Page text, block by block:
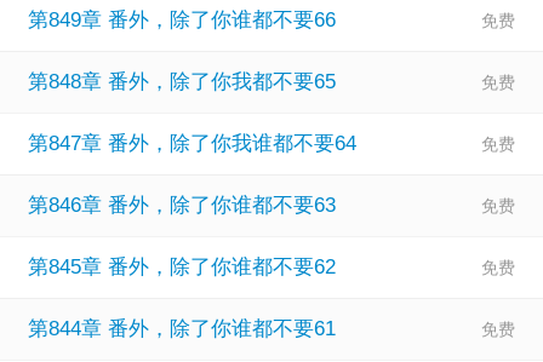
第849章 番外，除了你谁都不要66
第848章 番外，除了你我都不要65
第847章 番外，除了你我谁都不要64
第846章 番外，除了你谁都不要63
第845章 番外，除了你谁都不要62
第844章 番外，除了你谁都不要61